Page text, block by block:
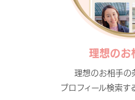
理想のお
理想のお相手の
プロフィール検索す